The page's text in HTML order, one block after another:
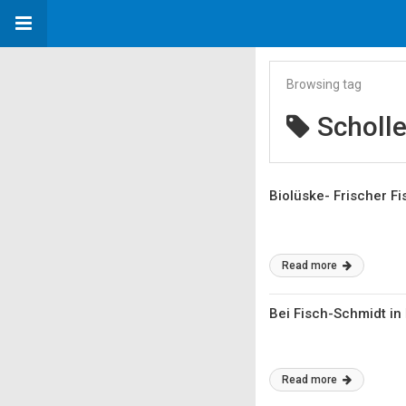
Browsing tag
Scholle
Biolüske- Frischer
Read more
Bei Fisch-Schmidt in
Read more